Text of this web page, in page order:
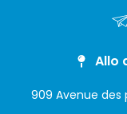
Allo
909 Avenue des